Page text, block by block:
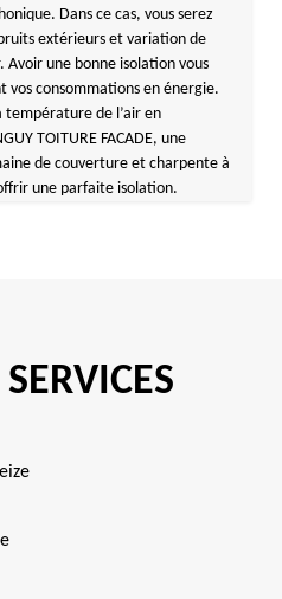
Dans ce cas, vous serez
extérieurs et variation de
une bonne isolation vous
consommations en énergie.
température de l’air en
TOITURE FACADE, une
de couverture et charpente à
une parfaite isolation.